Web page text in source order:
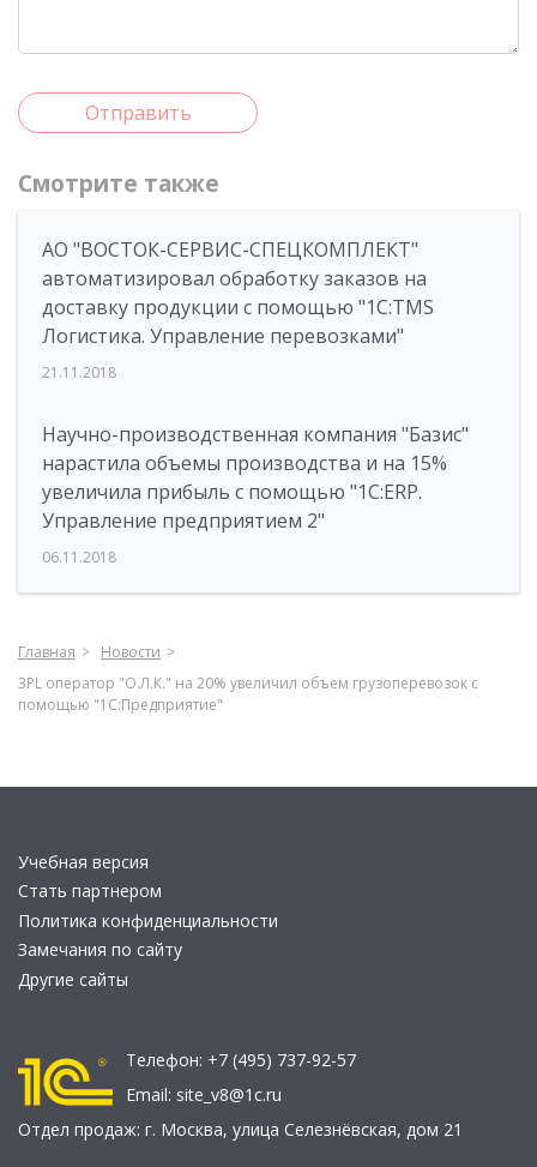
Отправить
Смотрите также
АО "ВОСТОК-СЕРВИС-СПЕЦКОМПЛЕКТ"
автоматизировал обработку заказов на
доставку продукции с помощью "1С:TMS
Логистика. Управление перевозками"
21.11.2018
Научно-производственная компания "Базис"
нарастила объемы производства и на 15%
увеличила прибыль с помощью "1С:ERP.
Управление предприятием 2"
06.11.2018
Главная
Новости
3PL оператор "О.Л.К." на 20% увеличил объем грузоперевозок с
помощью "1С:Предприятие"
Учебная версия
Стать партнером
Политика конфиденциальности
Замечания по сайту
Другие сайты
Телефон: +7 (495) 737-92-57
Email: site_v8@1c.ru
Отдел продаж: г. Москва, улица Селезнёвская, дом 21